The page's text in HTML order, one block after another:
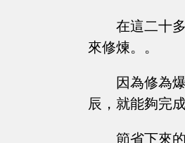
在這二十
來修煉。。
因為修為
辰，就能夠完成
節省下來